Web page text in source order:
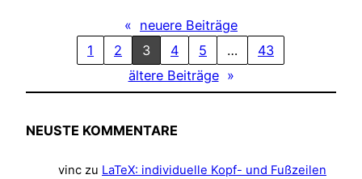
t
r
C
m
a
u
a
r
b
l
2
« neuere Beiträge
1
2 3 4 5 …
43
ältere Beiträge »
NEUSTE KOMMENTARE
vinc zu LaTeX: individuelle Kopf- und Fußzeilen